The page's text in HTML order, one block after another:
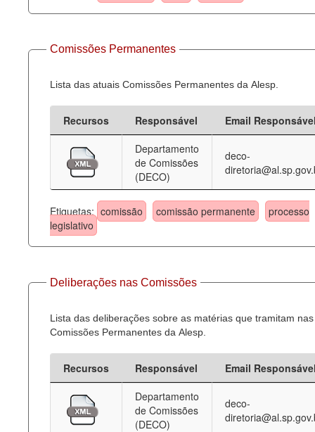
Perguntas frequentes
ContatoComissões Permanentes
Lista das atuais Comissões Permanentes da Alesp.
Recursos Responsável
Email
Departamento
de Comissões
(DECO)
deco-
Etiquetas: comissão comissão permanente
processo
legislativo
Deliberações nas Comissões
Lista das deliberações sobre as matérias que tramitam nas
Comissões Permanentes da Alesp.
Recursos Responsável
Email
Departamento
de Comissões
(DECO)
deco-